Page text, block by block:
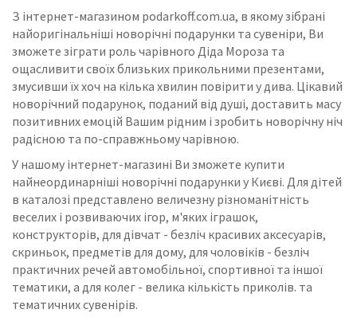
З інтернет-магазином podarkoff.com.ua, в якому зібрані
найоригінальніші новорічні подарунки та сувеніри, Ви
зможете зіграти роль чарівного Діда Мороза та
ощасливити своїх близьких прикольними презентами,
змусивши їх хоч на кілька хвилин повірити у дива. Цікавий
новорічний подарунок, поданий від душі, доставить масу
позитивних емоцій Вашим рідним і зробить новорічну ніч
радісною та по-справжньому чарівною.
У нашому інтернет-магазині Ви зможете купити
найнеординарніші новорічні подарунки у Києві. Для дітей
в каталозі представлено величезну різноманітність
веселих і розвиваючих ігор, м'яких іграшок,
конструкторів, для дівчат - безліч красивих аксесуарів,
скриньок, предметів для дому, для чоловіків - безліч
практичних речей автомобільної, спортивної та іншої
тематики, а для колег - велика кількість приколів. та
тематичних сувенірів.